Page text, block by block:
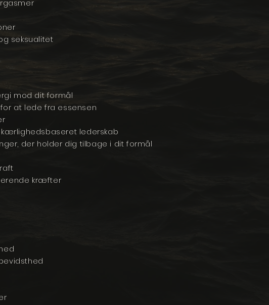
seksualitet
mod dit formål
at lede fra essensen
lederskab
der holder dig tilbage i dit formål
kræfter